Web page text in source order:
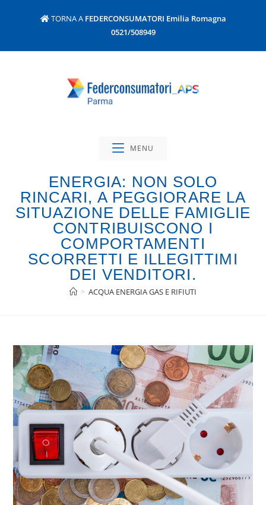
TORNA A FEDERCONSUMATORI Emilia Romagna
0521/508949
MENU
ENERGIA: NON SOLO
RINCARI, A PEGGIORARE LA
SITUAZIONE DELLE FAMIGLIE
CONTRIBUISCONO I
COMPORTAMENTI
SCORRETTI E ILLEGITTIMI
DEI VENDITORI.
> ACQUA ENERGIA GAS E RIFIUTI